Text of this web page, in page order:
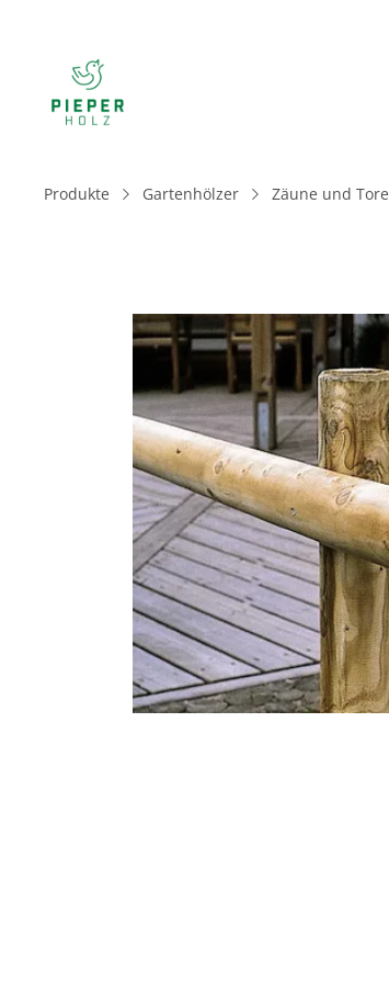
Produkte Gartenhölzer Zäune und Tore